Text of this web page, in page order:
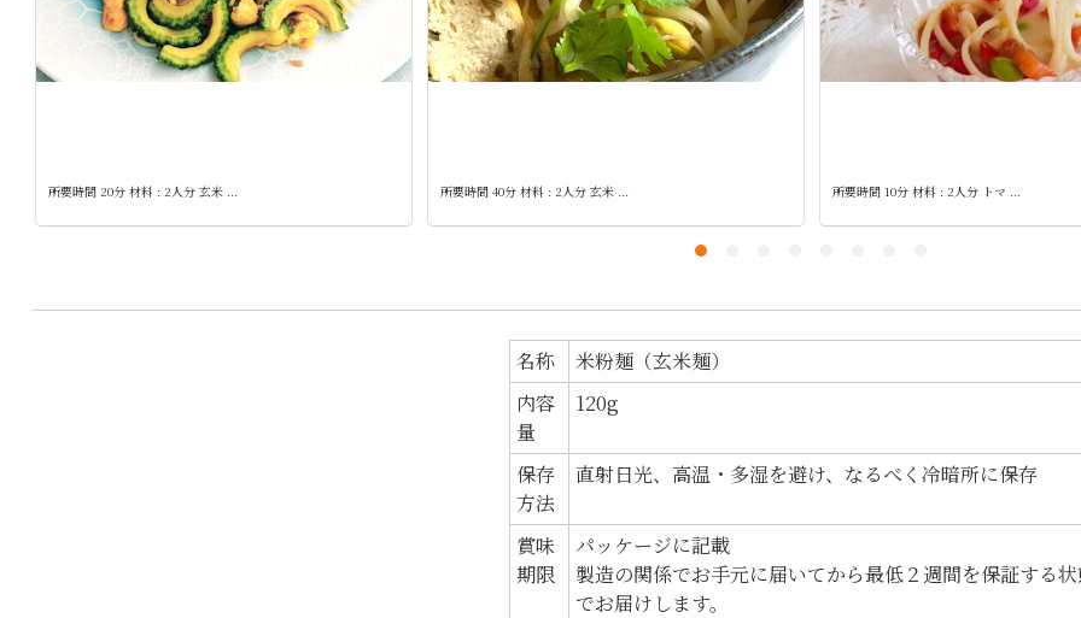
所要時間 20分 材料 : 2人分 玄米 ... 所要時間 40分 材料 : 2人分 玄米 ... 所要時間 10分 材料 : 2人分 トマ ...
名称
米粉麺（玄米麺）
内容
量
120g
保存
方法
直射日光、高温・多湿を避け、なるべく冷暗所に保存
賞味
期限
パッケージに記載
製造の関係でお手元に届いてから最低２週間を保証する
でお届けします。